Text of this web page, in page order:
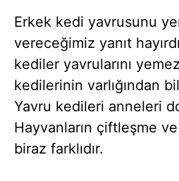
Erkek kedi yavrusunu
vereceğimiz yanıt
kediler yavrularını
kedilerinin varlığından
Yavru kedileri anneleri
Hayvanların çiftleşme
biraz farklıdır.